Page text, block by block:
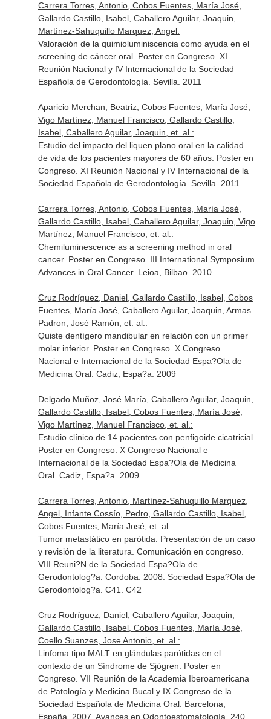
Carrera Torres, Antonio, Cobos Fuentes, María José,
Gallardo Castillo, Isabel, Caballero Aguilar, Joaquin,
Martínez-Sahuquillo Marquez, Angel:
Valoración de la quimioluminiscencia como ayuda en el
screening de cáncer oral. Poster en Congreso. XI
Reunión Nacional y IV Internacional de la Sociedad
Española de Gerodontología. Sevilla. 2011
Aparicio Merchan, Beatriz, Cobos Fuentes, María José,
Vigo Martínez, Manuel Francisco, Gallardo Castillo,
Isabel, Caballero Aguilar, Joaquin, et. al.:
Estudio del impacto del liquen plano oral en la calidad
de vida de los pacientes mayores de 60 años. Poster en
Congreso. XI Reunión Nacional y IV Internacional de la
Sociedad Española de Gerodontología. Sevilla. 2011
Carrera Torres, Antonio, Cobos Fuentes, María José,
Gallardo Castillo, Isabel, Caballero Aguilar, Joaquin, Vigo
Martínez, Manuel Francisco, et. al.:
Chemiluminescence as a screening method in oral
cancer. Poster en Congreso. III International Symposium
Advances in Oral Cancer. Leioa, Bilbao. 2010
Cruz Rodríguez, Daniel, Gallardo Castillo, Isabel, Cobos
Fuentes, María José, Caballero Aguilar, Joaquin, Armas
Padron, José Ramón, et. al.:
Quiste dentígero mandibular en relación con un primer
molar inferior. Poster en Congreso. X Congreso
Nacional e Internacional de la Sociedad Espa?Ola de
Medicina Oral. Cadiz, Espa?a. 2009
Delgado Muñoz, José María, Caballero Aguilar, Joaquin,
Gallardo Castillo, Isabel, Cobos Fuentes, María José,
Vigo Martínez, Manuel Francisco, et. al.:
Estudio clínico de 14 pacientes con penfigoide cicatricial.
Poster en Congreso. X Congreso Nacional e
Internacional de la Sociedad Espa?Ola de Medicina
Oral. Cadiz, Espa?a. 2009
Carrera Torres, Antonio, Martínez-Sahuquillo Marquez,
Angel, Infante Cossío, Pedro, Gallardo Castillo, Isabel,
Cobos Fuentes, María José, et. al.:
Tumor metastático en parótida. Presentación de un caso
y revisión de la literatura. Comunicación en congreso.
VIII Reuni?N de la Sociedad Espa?Ola de
Gerodontolog?a. Cordoba. 2008. Sociedad Espa?Ola de
Gerodontolog?a. C41. C42
Cruz Rodríguez, Daniel, Caballero Aguilar, Joaquin,
Gallardo Castillo, Isabel, Cobos Fuentes, María José,
Coello Suanzes, Jose Antonio, et. al.:
Linfoma tipo MALT en glándulas parótidas en el
contexto de un Síndrome de Sjögren. Poster en
Congreso. VII Reunión de la Academia Iberoamericana
de Patología y Medicina Bucal y IX Congreso de la
Sociedad Española de Medicina Oral. Barcelona,
España. 2007. Avances en Odontoestomatología. 240